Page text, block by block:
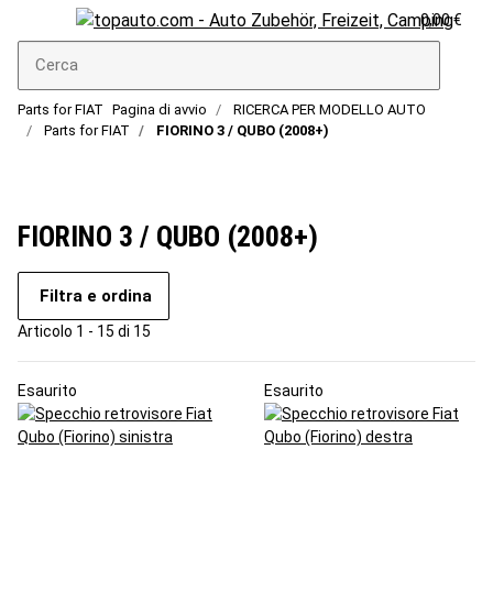
0,00 €
Parts for FIAT Pagina di avvio
RICERCA PER MODELLO AUTO
Parts for FIAT
FIORINO 3 / QUBO (2008+)
FIORINO 3 / QUBO (2008+)
Filtra e ordina
Articolo 1 - 15 di 15
Esaurito Esaurito